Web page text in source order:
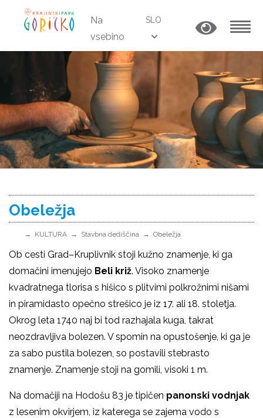
Na
vsebino
SLO
Obeležja
KULTURA Stavbna dediščina Obeležja
Ob cesti Grad–Kruplivnik stoji kužno znamenje, ki ga
domačini imenujejo Beli križ. Visoko znamenje
kvadratnega tlorisa s hišico s plitvimi polkrožnimi nišami
in piramidasto opečno strešico je iz 17. ali 18. stoletja.
Okrog leta 1740 naj bi tod razhajala kuga, takrat
neozdravljiva bolezen. V spomin na opustošenje, ki ga je
za sabo pustila bolezen, so postavili stebrasto
znamenje. Znamenje stoji na gomili, visoki 1 m.
Na domačiji na Hodošu 83 je tipičen panonski vodnjak
z lesenim okvirjem, iz katerega se zajema vodo s